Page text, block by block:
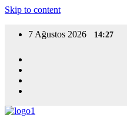
Skip to content
7 Ağustos 2026 14:27